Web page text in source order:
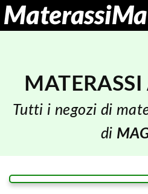
Tutti i negozi di
di